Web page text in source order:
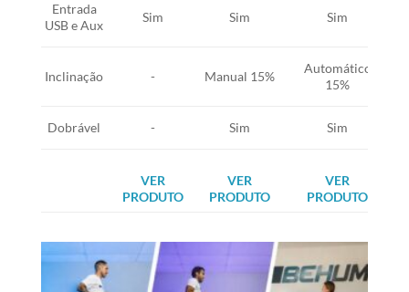
Entrada
USB e Aux
Sim Sim Sim
Inclinação - Manual 15%
Automático
15%
Dobrável - Sim Sim
VER
PRODUTO
VER
PRODUTO
VER
PRODUTO